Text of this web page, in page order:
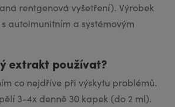
rentgenová vyšetření). Výrobek
autoimunitním a systémovým
extrakt používat?
co nejdříve při výskytu problémů.
3-4x denně 30 kapek (do 2 ml).